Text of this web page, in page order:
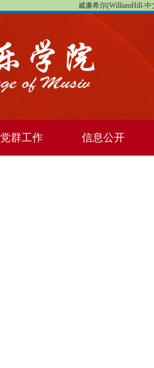
威廉希尔(WilliamHill-中
党群工作 信息公开